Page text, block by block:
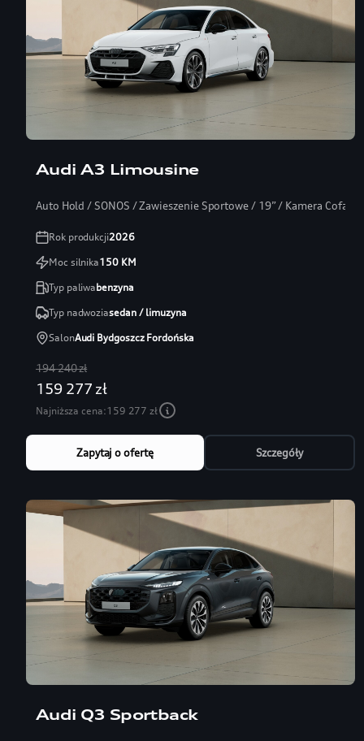
Audi A3 Limousine
Auto Hold / SONOS / Zawieszenie Sportowe / 19” / Kamera Cofania
Rok produkcji2026
Moc silnika150KM
Typ paliwabenzyna
Typ nadwoziasedan / limuzyna
SalonAudi Bydgoszcz Fordońska
194 240 zł
159 277 zł
Najniższa cena:159 277 zł
Zapytaj o ofertę Szczegóły
Audi Q3 Sportback